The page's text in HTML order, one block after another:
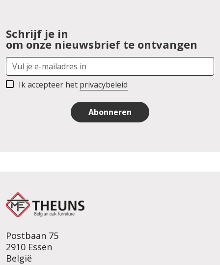
Schrijf je in
om onze nieuwsbrief te ontvangen
Ik accepteer het privacybeleid
Abonneren
Postbaan 75
2910 Essen
België